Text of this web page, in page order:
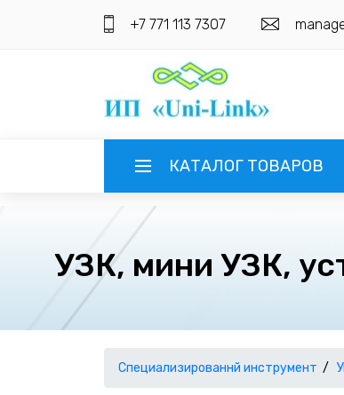
+7 771 113 7307
КАТАЛОГ ТОВАРОВ
ГЛАВНАЯ
О КОМПАНИИ
НАШИ ПОСТАВЩИКИ
КОНТАКТЫ
УЗК, мини УЗК,
Специализированнй инструмент